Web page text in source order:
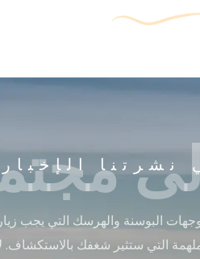
البوسنة والهرسك التي يجب
التي ستثير شغفك